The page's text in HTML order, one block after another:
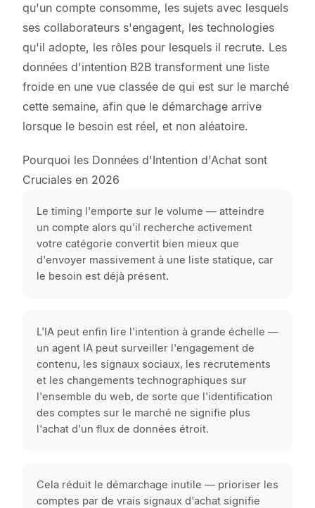
qu'un compte consomme, les sujets avec lesquels
ses collaborateurs s'engagent, les technologies
qu'il adopte, les rôles pour lesquels il recrute. Les
données d'intention B2B transforment une liste
froide en une vue classée de qui est sur le marché
cette semaine, afin que le démarchage arrive
lorsque le besoin est réel, et non aléatoire.
Pourquoi les Données d'Intention d'Achat sont
Cruciales en 2026
Le timing l'emporte sur le volume — atteindre
un compte alors qu'il recherche activement
votre catégorie convertit bien mieux que
d'envoyer massivement à une liste statique, car
le besoin est déjà présent.
L'IA peut enfin lire l'intention à grande échelle —
un agent IA peut surveiller l'engagement de
contenu, les signaux sociaux, les recrutements
et les changements technographiques sur
l'ensemble du web, de sorte que l'identification
des comptes sur le marché ne signifie plus
l'achat d'un flux de données étroit.
Cela réduit le démarchage inutile — prioriser les
comptes par de vrais signaux d'achat signifie